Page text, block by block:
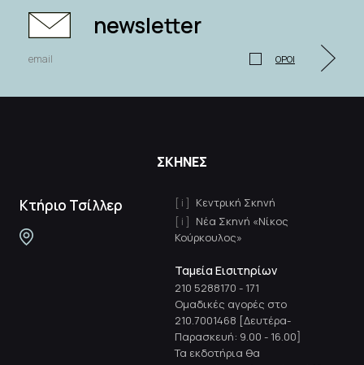
newsletter
ΟΡΟΙ
ΣΚΗΝΕΣ
Κτήριο Τσίλλερ
Κεντρική Σκηνή
Νέα Σκηνή «Νίκος
Κούρκουλος»
Ταμεία Εισιτηρίων
210 5288170 - 171
Ομαδικές αγορές στο
210.7001468 [Δευτέρα-
Παρασκευή: 9.00 - 16.00]
Τα εκδοτήρια θα